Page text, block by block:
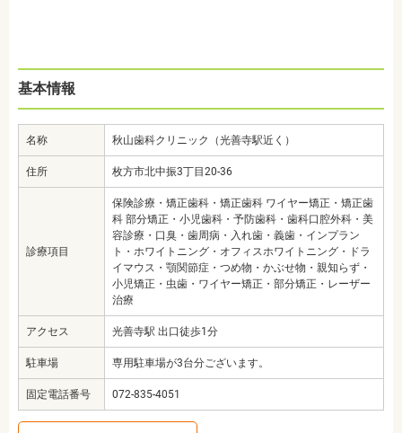
基本情報
名称 秋山歯科クリニック（光善寺駅近く）
住所 枚方市北中振3丁目20-36
診療項目
保険診療・矯正歯科・矯正歯科 ワイヤー矯正・矯正歯
科 部分矯正・小児歯科・予防歯科・歯科口腔外科・美
容診療・口臭・歯周病・入れ歯・義歯・インプラン
ト・ホワイトニング・オフィスホワイトニング・ドラ
イマウス・顎関節症・つめ物・かぶせ物・親知らず・
小児矯正・虫歯・ワイヤー矯正・部分矯正・レーザー
治療
アクセス 光善寺駅 出口徒歩1分
駐車場 専用駐車場が3台分ございます。
固定電話番号 072-835-4051